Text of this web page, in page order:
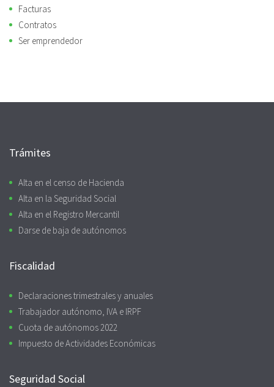
Facturas
Contratos
Ser emprendedor
Trámites
Alta en el censo de Hacienda
Alta en la Seguridad Social
Alta en el Registro Mercantil
Darse de baja de autónomos
Fiscalidad
Declaraciones trimestrales y anuales
Trabajador autónomo, IVA e IRPF
Cuota de autónomos 2022
Impuesto de Actividades Económicas
Seguridad Social